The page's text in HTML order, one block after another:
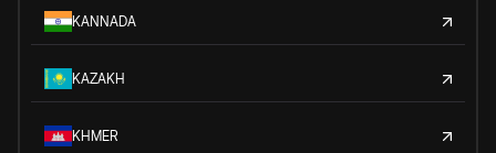
KANNADA
KAZAKH
KHMER